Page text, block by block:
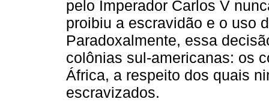
pelo Imperador Carlos V
proibiu a escravidão e o uso
Paradoxalmente, essa
colônias sul-americanas: os
África, a respeito dos quais
escravizados.